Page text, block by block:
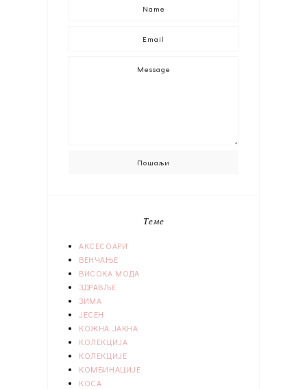
Теме
АКСЕСОАРИ
ВЕНЧАЊЕ
ВИСОКА МОДА
ЗДРАВЉЕ
ЗИМА
ЈЕСЕН
КОЖНА ЈАКНА
КОЛЕКЦИЈА
КОЛЕКЦИЈЕ
КОМБИНАЦИЈЕ
КОСА